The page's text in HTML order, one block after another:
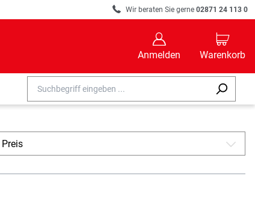
R Wir beraten Sie gerne 02871 24 113 0
B
Anmelden
C
Warenkorb
Preis A